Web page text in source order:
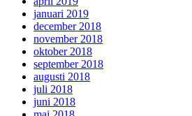
januari 2019
december 2018
november 2018
oktober 2018
september 2018
augusti 2018
juli 2018
juni 2018